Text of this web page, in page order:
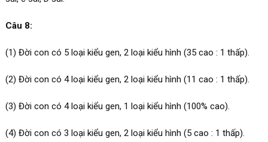
Câu 8:
(1) Đời con có 5 loại kiểu gen, 2 loại kiểu hình (35 cao : 1 thấp).
(2) Đời con có 4 loại kiểu gen, 2 loại kiểu hình (11 cao : 1 thấp).
(3) Đời con có 4 loại kiểu gen, 1 loại kiểu hình (100% cao).
(4) Đời con có 3 loại kiểu gen, 2 loại kiểu hình (5 cao : 1 thấp).